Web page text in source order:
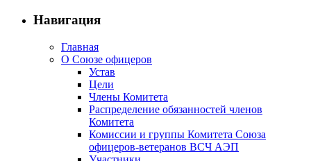
Навигация
Главная
О Союзе офицеров
Устав
Цели
Члены Комитета
Распределение обязанностей членов
Комитета
Комиссии и группы Комитета Союза
офицеров-ветеранов ВСЧ АЭП